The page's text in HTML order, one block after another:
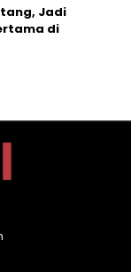
Jadi
di